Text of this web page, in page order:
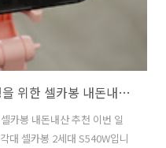
슈피겐 미니 삼각대 셀카봉! 여행을 위한 셀카봉 내돈내산 추천
카봉 내돈내산 추천 이번 일
대 셀카봉 2세대 S540W입니